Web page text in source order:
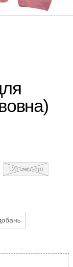
128 см(7-8р)